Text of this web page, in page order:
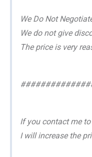
We Do Not
We do not give
The price is very
If you contact me
I will increase the